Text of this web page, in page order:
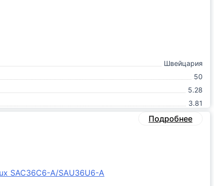
Швейцария
50
5.28
3.81
Подробнее